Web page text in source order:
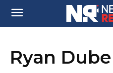
Ryan Dube